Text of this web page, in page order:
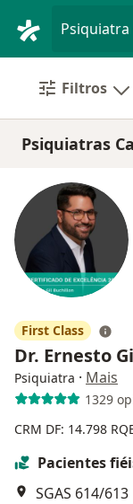
Psiquiatra
Filtros
Psiquiatras
First Class
Dr. Ernesto
Psiquiatra · Mais
1329
CRM DF: 14.798
Pacientes